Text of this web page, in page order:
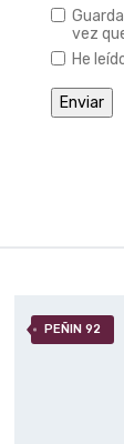
vez
He
PEÑIN 92